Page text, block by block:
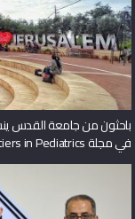
باحثون من جامعة القدس
في مجلة Frontiers in Pediatrics